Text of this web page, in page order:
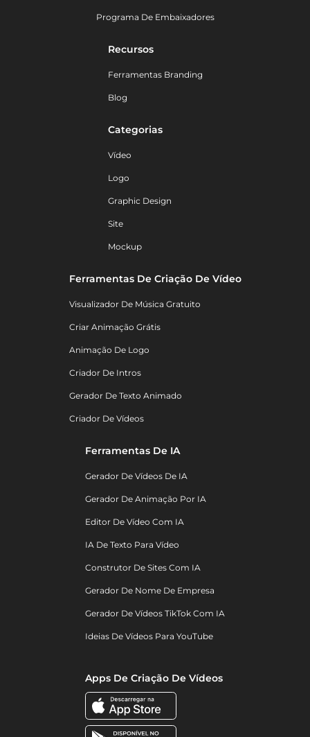
Programa De Embaixadores
Recursos
Ferramentas Branding
Blog
Categorias
Vídeo
Logo
Graphic Design
Site
Mockup
Ferramentas De Criação De Vídeo
Visualizador De Música Gratuito
Criar Animação Grátis
Animação De Logo
Criador De Intros
Gerador De Texto Animado
Criador De Vídeos
Ferramentas De IA
Gerador De Vídeos De IA
Gerador De Animação Por IA
Editor De Vídeo Com IA
IA De Texto Para Vídeo
Construtor De Sites Com IA
Gerador De Nome De Empresa
Gerador De Vídeos TikTok Com IA
Ideias De Vídeos Para YouTube
Apps De Criação De Vídeos